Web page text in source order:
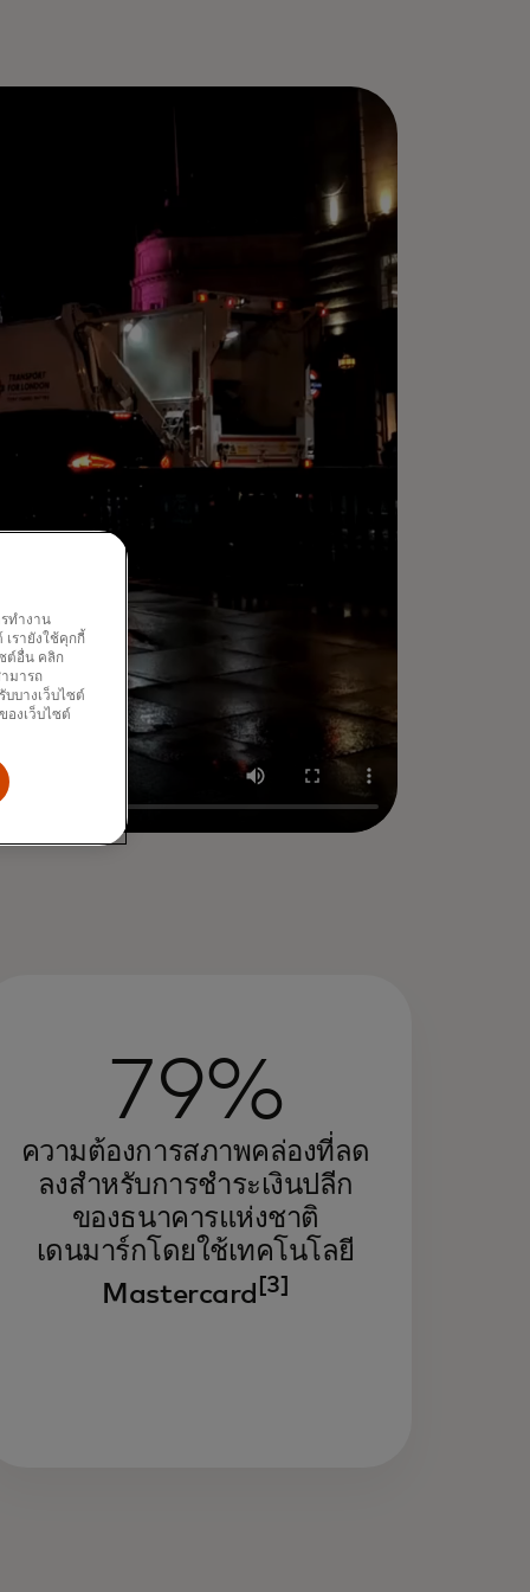
79%
ความต้องการสภาพคล่องที่ลด
ลงสำหรับการชำระเงินปลีก
ของธนาคารแห่งชาติ
เดนมาร์กโดยใช้เทคโนโลยี
Mastercard [3]
ทำงาน
รายังใช้คุกกี้
ต์อื่น คลิก
มารถ
บางเว็บไซต์
องเว็บไซต์